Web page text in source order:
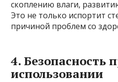
скоплению влаги,
Это не только испортит
причиной проблем со
4. Безопасность
использовании